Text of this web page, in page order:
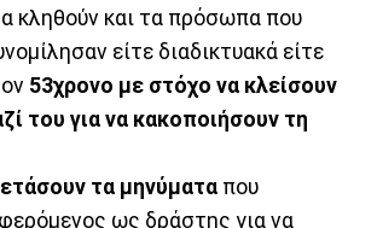
κληθούν και τα πρόσωπα που
είτε διαδικτυακά είτε
53χρονο με στόχο να κλείσουν
του για να κακοποιήσουν τη
τα μηνύματα που
ως δράστης για να